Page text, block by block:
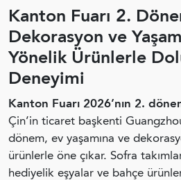
Kanton Fuarı 2.
Dekorasyon ve
Yönelik Ürünlerle
Deneyimi
Kanton Fuarı 2026’nın 2.
Çin’in ticaret başkenti
dönem, ev yaşamına ve
ürünlerle öne çıkar. Sofra
hediyelik eşyalar ve bahçe